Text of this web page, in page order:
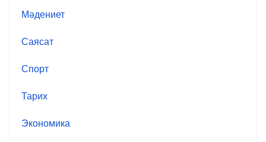
Мәдениет
Саясат
Спорт
Тарих
Экономика